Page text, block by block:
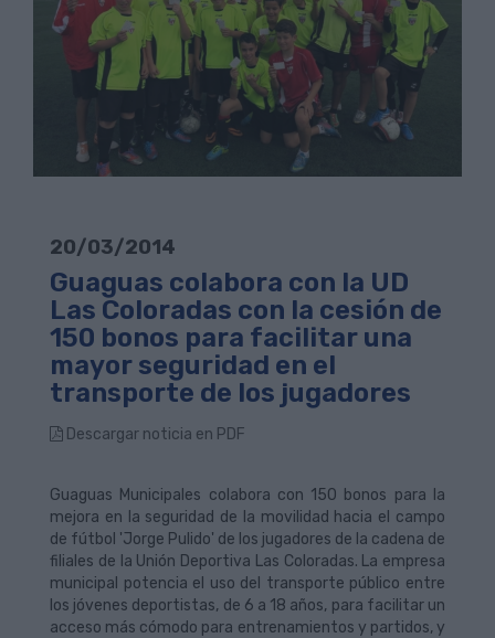
20/03/2014
Guaguas colabora con la UD
Las Coloradas con la cesión de
150 bonos para facilitar una
mayor seguridad en el
transporte de los jugadores
Descargar noticia en PDF
Guaguas Municipales colabora con 150 bonos para la
mejora en la seguridad de la movilidad hacia el campo
de fútbol 'Jorge Pulido' de los jugadores de la cadena de
filiales de la Unión Deportiva Las Coloradas. La empresa
municipal potencia el uso del transporte público entre
los jóvenes deportistas, de 6 a 18 años, para facilitar un
acceso más cómodo para entrenamientos y partidos, y